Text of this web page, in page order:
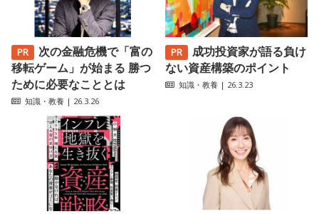
次の金融危機で「富の
移転ゲーム」が始まる 勝つ
ために必要なこととは
知識・教養 | 26.3.26
成功投資家が語る負け
ない資産構築のポイント
知識・教養 | 26.3.23